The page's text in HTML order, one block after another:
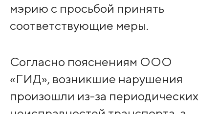
мэрию с просьбой принять
соответствующие меры.
Согласно пояснениям ООО
«ГИД», возникшие нарушения
произошли из-за периодических